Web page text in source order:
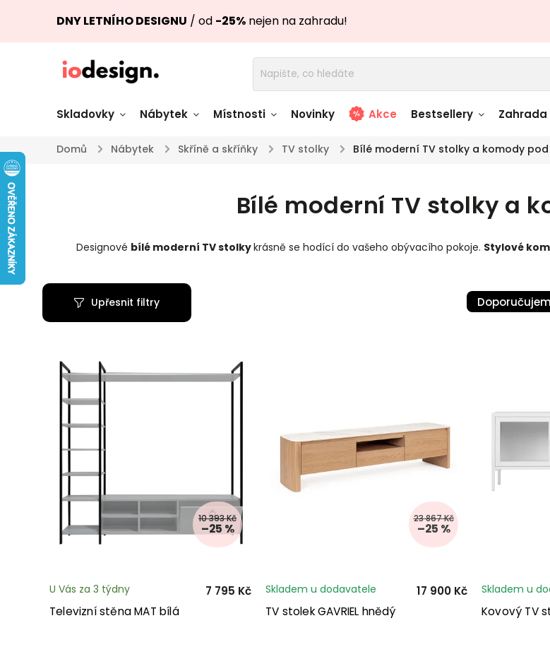
DNY LETNÍHO DESIGNU / od -25% nejen na zahradu!
Skladovky
Židle skladem Stoly skladem Stolky skladem
Úložné prostory
skladem
Zahradní nábytek
skladem
Doplňky a
Textílie skladem
Nádobí skladem
Nábytek Místnosti Novinky Akce Bestsellery Zahrada
Domů / Nábytek / Skříně a skříňky / TV stolky / Bílé moderní TV stolky a komody pod
Bílé moderní TV stolky a
Designové bílé moderní TV stolkykrásně se hodící do vašeho obývacího pokoje. Stylové
Upřesnit filtry
10 393 Kč
–25 %
Televizní stěna MAT bílá
U Vás za 3 týdny 7 795 Kč
23 867 Kč
–25 %
TV stolek GAVRIEL hnědý
Skladem u dodavatele 17 900 Kč
Kovový TV
Skladem u